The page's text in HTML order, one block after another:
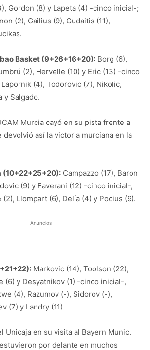
Gordon (8) y Lapeta (4) -cinco inicial-;
(2), Gailius (9), Gudaitis (11),
Basket (9+26+16+20): Borg (6),
(2), Hervelle (10) y Eric (13) -cinco
(4), Todorovic (7), Nikolic,
y Salgado.
Murcia cayó en su pista frente al
devolvió así la victoria murciana en la
(10+22+25+20): Campazzo (17), Baron
(9) y Faverani (12) -cinco inicial-,
Llompart (6), Delía (4) y Pocius (9).
Anuncios
Markovic (14), Toolson (22),
(6) y Desyatnikov (1) -cinco inicial-,
(4), Razumov (-), Sidorov (-),
(7) y Landry (11).
Unicaja en su visita al Bayern Munic.
por delante en muchos